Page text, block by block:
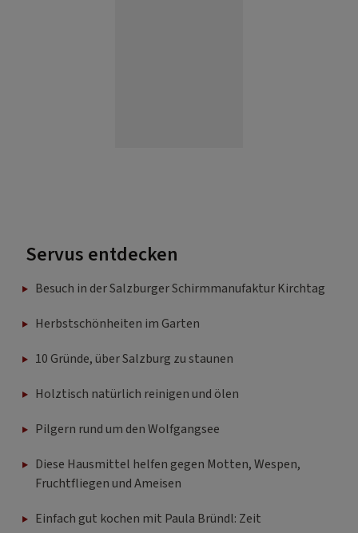
Servus entdecken
Besuch in der Salzburger Schirmmanufaktur Kirchtag
Herbstschönheiten im Garten
10 Gründe, über Salzburg zu staunen
Holztisch natürlich reinigen und ölen
Pilgern rund um den Wolfgangsee
Diese Hausmittel helfen gegen Motten, Wespen,
Fruchtfliegen und Ameisen
Einfach gut kochen mit Paula Bründl: Zeit